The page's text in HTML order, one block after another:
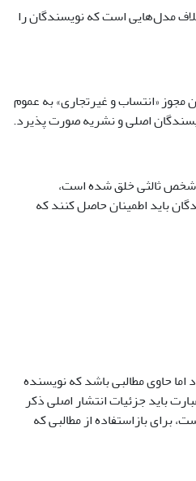
مدل‌هایی است که نویسندگان را
«انتساب و غیرتجاری» به عموم
اصلی و نشریه صورت پذیرد.
شخص ثالثی خلق شده است،
باید اطمینان حاصل کنند که
حاوی مطالبی باشد که نویسنده
باید جزئیات انتشار اصلی ذکر
برای بازاستفاده از مطالبی که